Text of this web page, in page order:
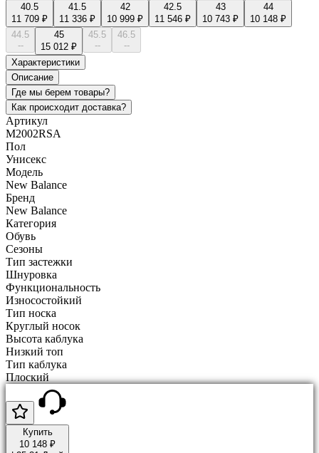
40.5
11 709 ₽
41.5
11 336 ₽
42
10 999 ₽
42.5
11 546 ₽
43
10 743 ₽
44
10 148 ₽
44.5
--
45
15 012 ₽
45.5
--
46.5
--
Характеристики
Описание
Где мы берем товары?
Как происходит доставка?
Артикул
M2002RSA
Пол
Унисекс
Модель
New Balance
Бренд
New Balance
Категория
Обувь
Сезоны
Тип застежки
Шнуровка
Функциональность
Износостойкий
Тип носка
Круглый носок
Высота каблука
Низкий топ
Тип каблука
Плоский
Купить
10 148 ₽